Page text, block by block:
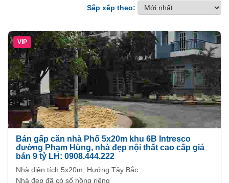
Sắp xếp theo:
VIP
Bán gấp căn nhà Phố 5x20m khu 6B Intresco
đường Phạm Hùng, nhà đẹp nội thất cao cấp giá
bán 9 tỷ LH: 0908.444.222
Nhà diện tích 5x20m, Hướng Tây Bắc
Nhà đẹp đã có sổ hồng riêng